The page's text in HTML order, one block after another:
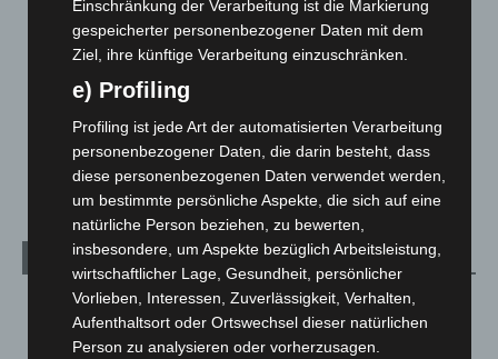
Leserbriefe
Menschen
Über uns
Veranstaltungen
1.888
Archiv
August 2026(14)
Juli 2026
Einschränkung der Verarbeitung ist die Markierung
gespeicherter personenbezogener Daten mit dem
Ziel, ihre künftige Verarbeitung einzuschränken.
e) Profiling
Profiling ist jede Art der automatisierten Verarbeitung
personenbezogener Daten, die darin besteht, dass
diese personenbezogenen Daten verwendet werden,
um bestimmte persönliche Aspekte, die sich auf eine
natürliche Person beziehen, zu bewerten,
insbesondere, um Aspekte bezüglich Arbeitsleistung,
wirtschaftlicher Lage, Gesundheit, persönlicher
Vorlieben, Interessen, Zuverlässigkeit, Verhalten,
Aufenthaltsort oder Ortswechsel dieser natürlichen
Person zu analysieren oder vorherzusagen.